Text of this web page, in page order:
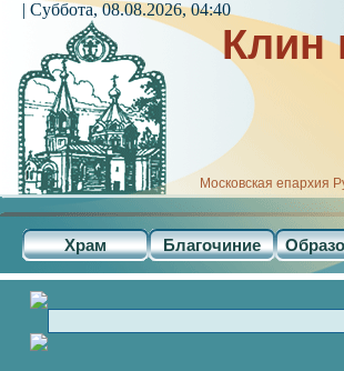
Клин
Московская епархия
Храм Благочиние
| Суббота, 08.08.2026, 04:40